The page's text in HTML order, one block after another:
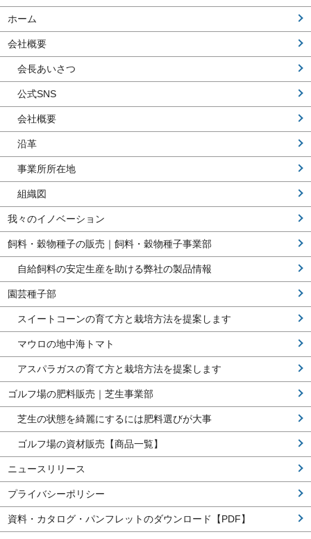
ホーム
会社概要
会長あいさつ
公式SNS
会社概要
沿革
事業所所在地
組織図
我々のイノベーション
飼料・穀物種子の販売｜飼料・穀物種子事業部
自給飼料の安定生産を助ける弊社の製品情報
園芸種子部
スイートコーンの育て方と栽培方法を提案します
マウロの地中海トマト
アスパラガスの育て方と栽培方法を提案します
ゴルフ場の肥料販売｜芝生事業部
芝生の状態を綺麗にするには肥料選びが大事
ゴルフ場の資材販売【商品一覧】
ニュースリリース
プライバシーポリシー
資料・カタログ・パンフレットのダウンロード【PDF】